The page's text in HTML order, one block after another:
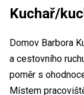
Kuchař/
Domov Barbora
a cestovního
poměr s
Místem